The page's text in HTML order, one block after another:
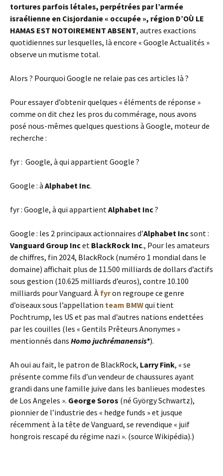
tortures parfois létales, perpétrées par l’armée
israélienne en Cisjordanie « occupée », région D’OÙ LE
HAMAS EST NOTOIREMENT ABSENT, autres exactions
quotidiennes sur lesquelles, là encore « Google Actualités »
observe un mutisme total.
Alors ? Pourquoi Google ne relaie pas ces articles là ?
Pour essayer d’obtenir quelques « éléments de réponse »
comme on dit chez les pros du commérage, nous avons
posé nous-mêmes quelques questions à Google, moteur de
recherche :
fyr : Google, à qui appartient Google ?
Google : à Alphabet Inc.
fyr : Google, à qui appartient Alphabet Inc?
Google : les 2 principaux actionnaires d’Alphabet Incsont :
Vanguard Group Incet BlackRock Inc., Pour les amateurs
de chiffres, fin 2024, BlackRock (numéro 1 mondial dans le
domaine) affichait plus de 11.500 milliards de dollars d’actifs
sous gestion (10.625 milliards d’euros), contre 10.100
milliards pour Vanguard. À fyron regroupe ce genre
d’oiseaux sous l’appellation team BMWqui tient
Pochtrump, les US et pas mal d’autres nations endettées
par les couilles (les « Gentils Prêteurs Anonymes »
mentionnés dans Homo juchrémanensis*).
Ah oui au fait, le patron de BlackRock, Larry Fink, « se
présente comme fils d’un vendeur de chaussures ayant
grandi dans une famille juive dans les banlieues modestes
de Los Angeles ». George Soros (né György Schwartz),
pionnier de l’industrie des « hedge funds » et jusque
récemment à la tête de Vanguard, se revendique « juif
hongrois rescapé du régime nazi ». (source Wikipédia).)